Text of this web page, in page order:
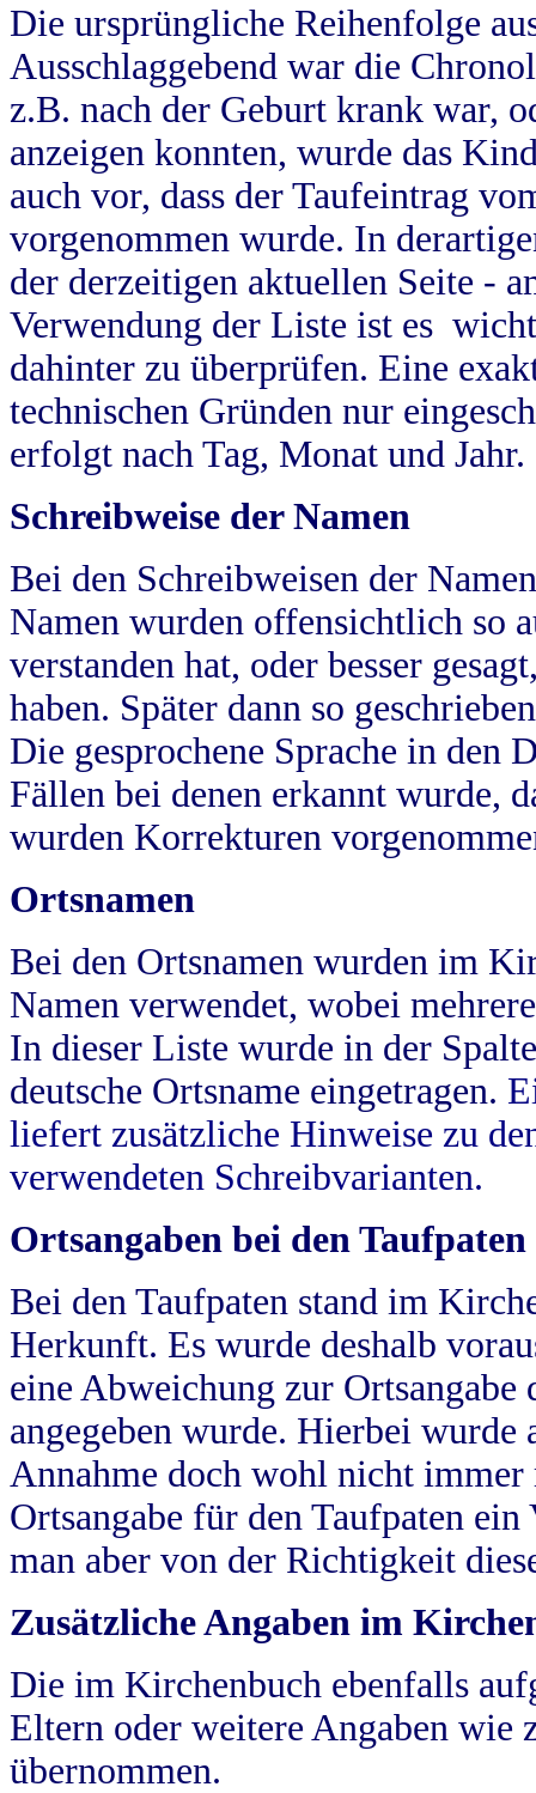
Die ursprüngliche Reihenfolge
Ausschlaggebend war die
z.B. nach der Geburt krank war,
anzeigen konnten, wurde das
auch vor, dass der Taufeintrag
vorgenommen wurde. In
der derzeitigen aktuellen Seite -
Verwendung der Liste ist es
dahinter zu überprüfen. Eine
technischen Gründen nur
erfolgt nach Tag, Monat und Jahr.
Schreibweise der Namen
Bei den Schreibweisen der
Namen wurden offensichtlich so
verstanden hat, oder besser
haben. Später dann so
Die gesprochene Sprache in
Fällen bei denen erkannt wurde,
wurden Korrekturen
Ortsnamen
Bei den Ortsnamen wurden im
Namen verwendet, wobei
In dieser Liste wurde in der
deutsche Ortsname eingetragen.
liefert zusätzliche Hinweise zu
verwendeten Schreibvarianten.
Ortsangaben bei den Taufpaten
Bei den Taufpaten stand im
Herkunft. Es wurde deshalb
eine Abweichung zur
angegeben wurde. Hierbei wurde
Annahme doch wohl nicht
Ortsangabe für den Taufpaten
man aber von der Richtigkeit
Zusätzliche Angaben im
Die im Kirchenbuch ebenfalls
Eltern oder weitere Angaben wie
übernommen.